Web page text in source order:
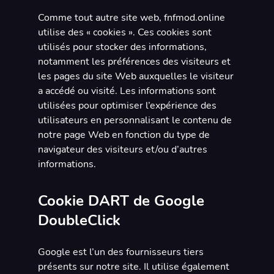
Comme tout autre site web, fnfmod.online
utilise des « cookies ». Ces cookies sont
utilisés pour stocker des informations,
notamment les préférences des visiteurs et
les pages du site Web auxquelles le visiteur
a accédé ou visité. Les informations sont
utilisées pour optimiser l’expérience des
utilisateurs en personnalisant le contenu de
notre page Web en fonction du type de
navigateur des visiteurs et/ou d’autres
informations.
Cookie DART de Google
DoubleClick
Google est l’un des fournisseurs tiers
présents sur notre site. Il utilise également